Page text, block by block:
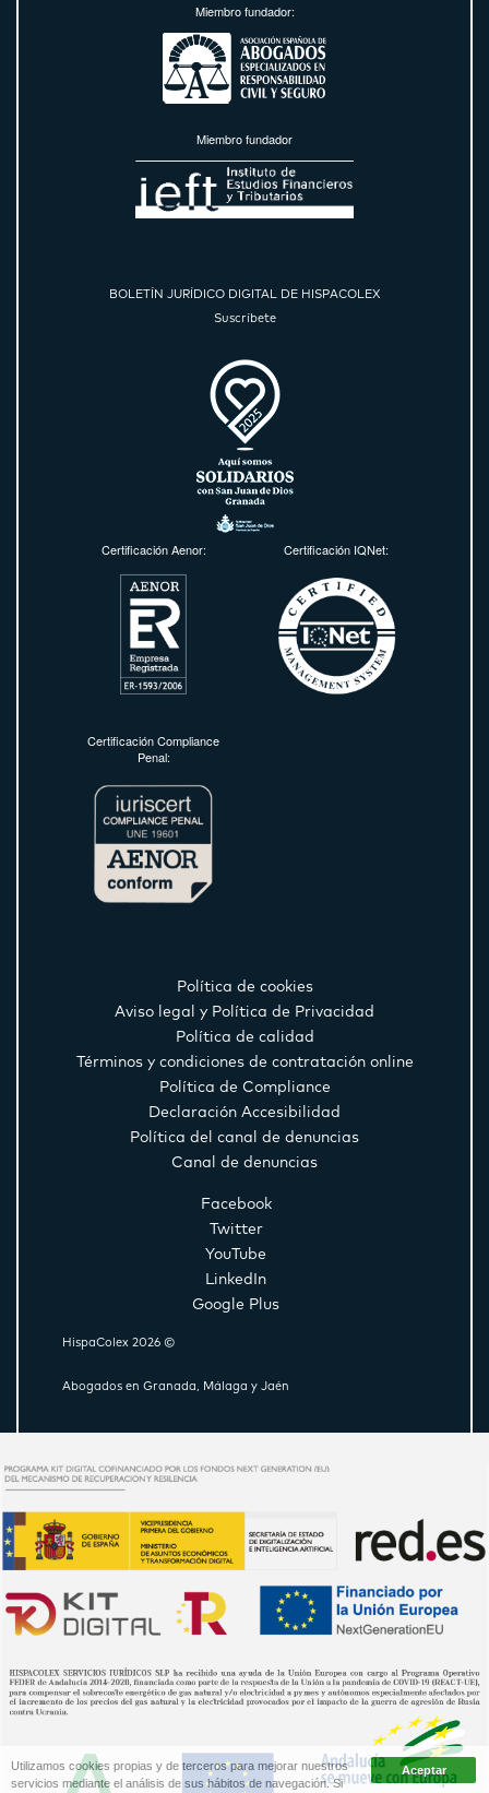
Miembro fundador:
Miembro fundador
BOLETÍN JURÍDICO DIGITAL DE HISPACOLEX
Suscríbete
Certificación Aenor: Certificación IQNet:
Certificación Compliance
Penal:
Política de cookies
Aviso legal y Política de Privacidad
Política de calidad
Términos y condiciones de contratación online
Política de Compliance
Declaración Accesibilidad
Política del canal de denuncias
Canal de denuncias
Facebook
Twitter
YouTube
LinkedIn
Google Plus
HispaColex 2026 ©
Abogados en Granada, Málaga y Jaén
Utilizamos cookies propias y de terceros para mejorar nuestros
servicios mediante el análisis de sus hábitos de navegación. Si